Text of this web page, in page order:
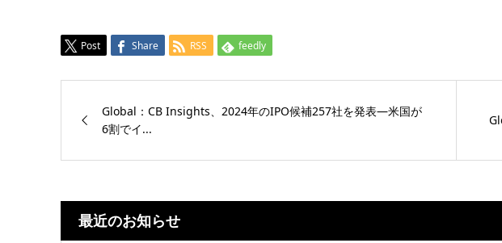
Post Share RSS feedly
Global：CB Insights、2024年のIPO候補257社を発表—米国が
6割でイ...
最近のお知らせ